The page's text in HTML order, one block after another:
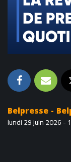
Belpresse -
lundi 29 juin 2026 -